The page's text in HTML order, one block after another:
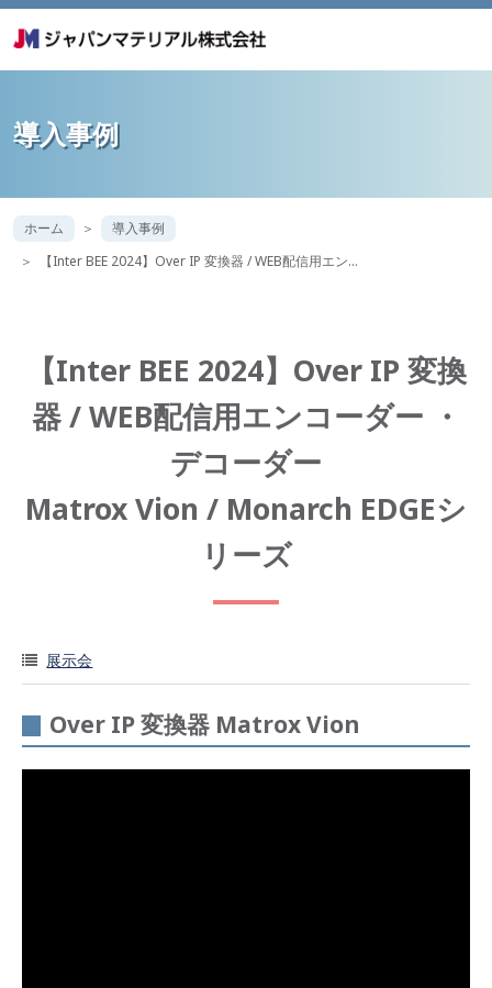
導入事例
ホーム
導入事例
【Inter BEE 2024】Over IP 変換器 / WEB配信用エン…
【Inter BEE 2024】Over IP 変換
器 / WEB配信用エンコーダー ・
デコーダー
Matrox Vion / Monarch EDGEシ
リーズ
展示会
Over IP 変換器 Matrox Vion